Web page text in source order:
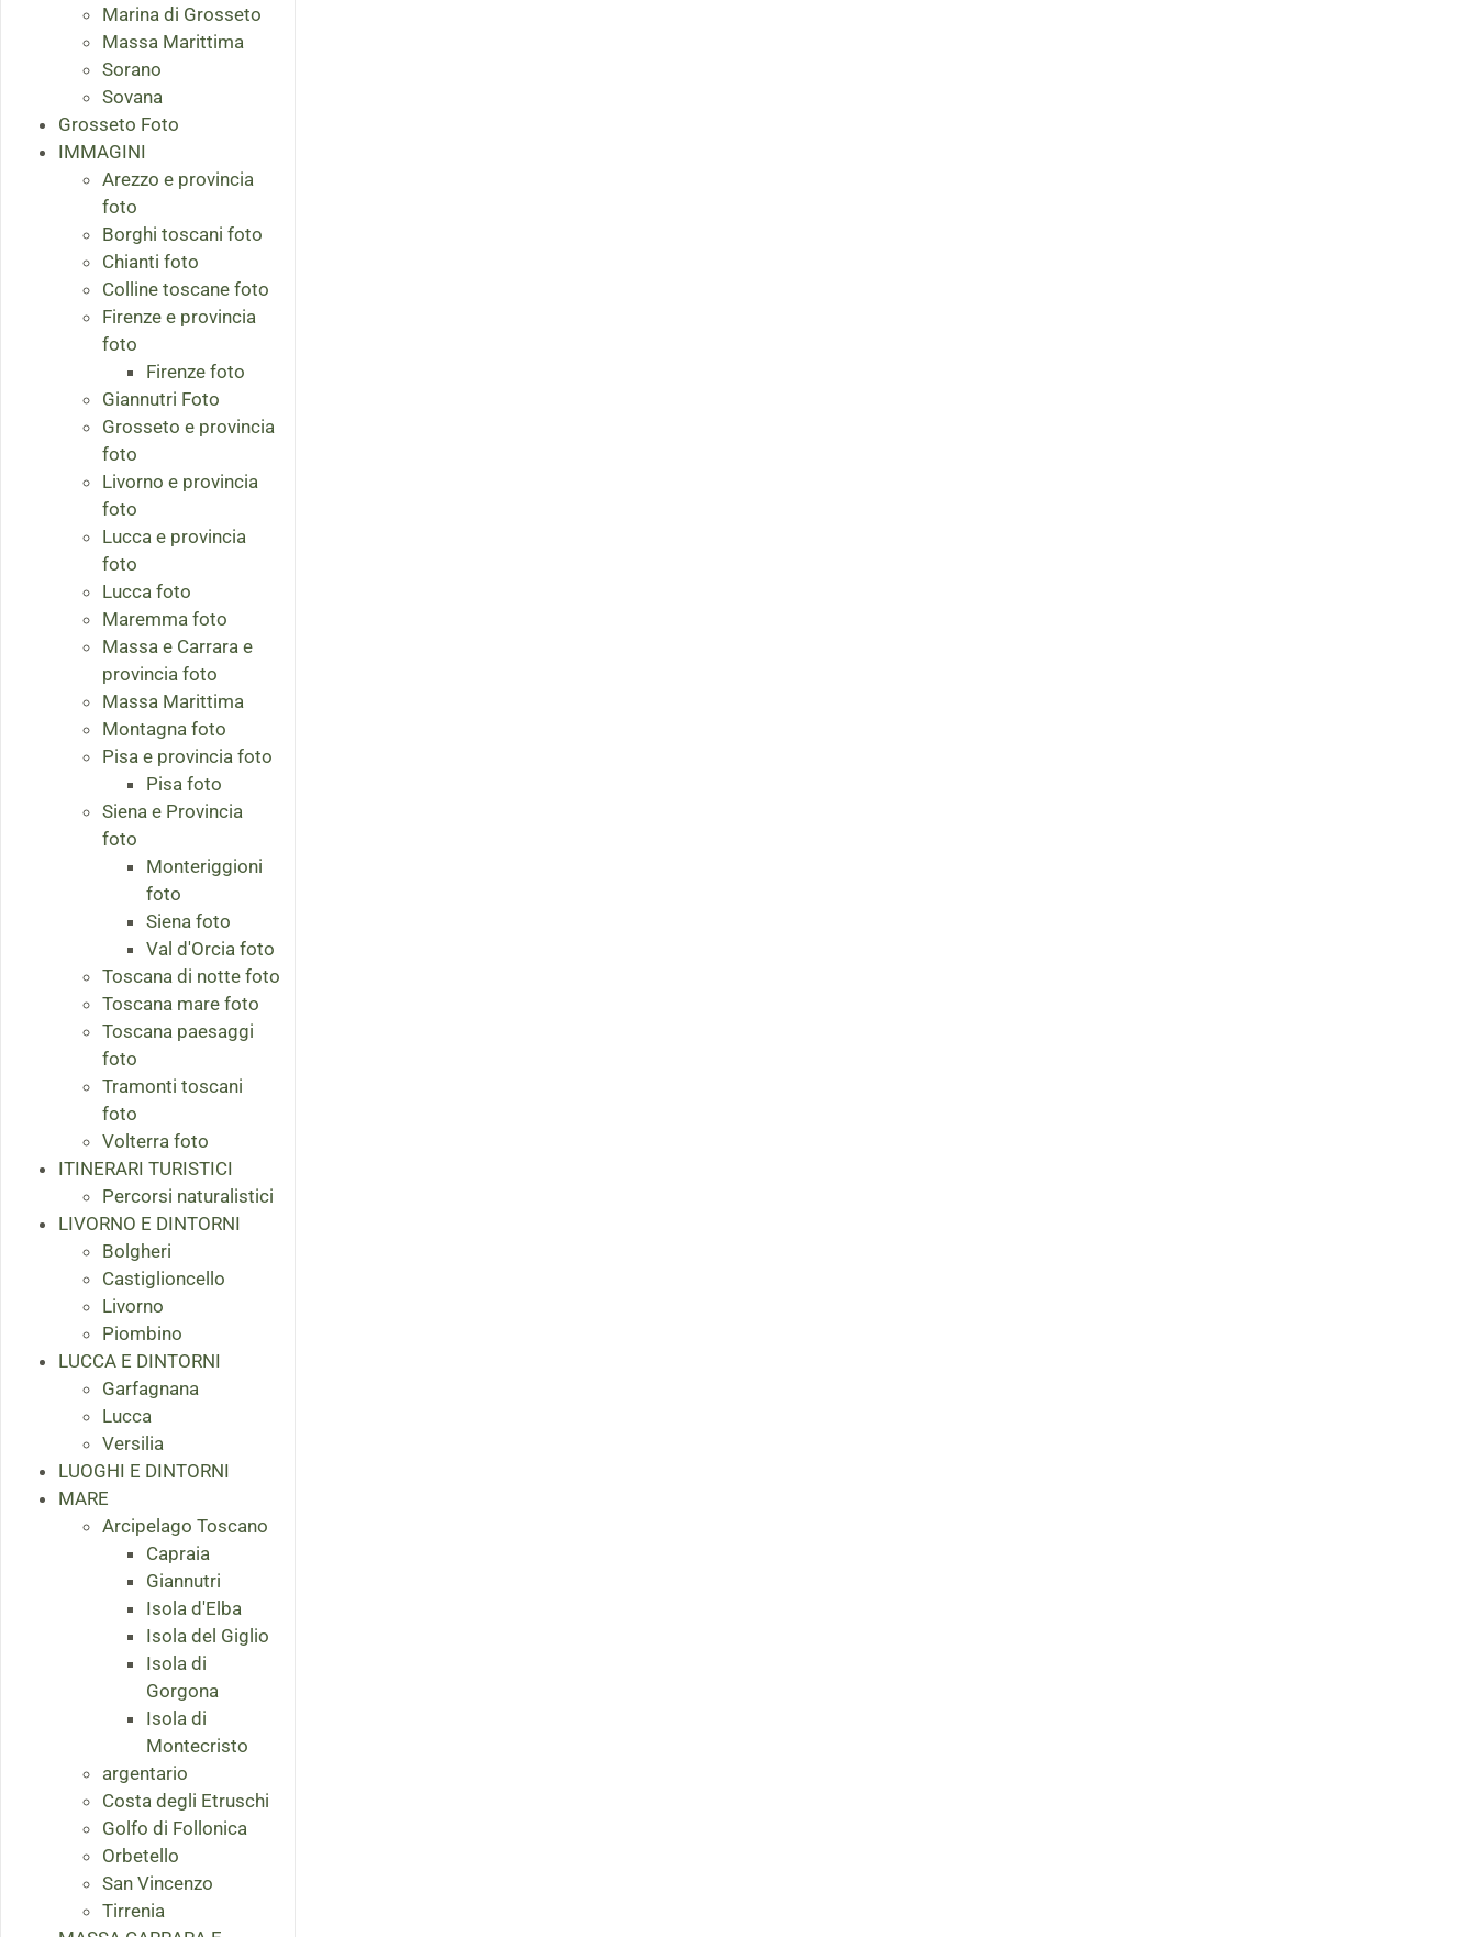
Marina di Grosseto
Massa Marittima
Sorano
Sovana
Grosseto Foto
IMMAGINI
Arezzo e provincia
foto
Borghi toscani foto
Chianti foto
Colline toscane foto
Firenze e provincia
foto
Firenze foto
Giannutri Foto
Grosseto e provincia
foto
Livorno e provincia
foto
Lucca e provincia
foto
Lucca foto
Maremma foto
Massa e Carrara e
provincia foto
Massa Marittima
Montagna foto
Pisa e provincia foto
Pisa foto
Siena e Provincia
foto
Monteriggioni
foto
Siena foto
Val d'Orcia foto
Toscana di notte foto
Toscana mare foto
Toscana paesaggi
foto
Tramonti toscani
foto
Volterra foto
ITINERARI TURISTICI
Percorsi naturalistici
LIVORNO E DINTORNI
Bolgheri
Castiglioncello
Livorno
Piombino
LUCCA E DINTORNI
Garfagnana
Lucca
Versilia
LUOGHI E DINTORNI
MARE
Arcipelago Toscano
Capraia
Giannutri
Isola d'Elba
Isola del Giglio
Isola di
Gorgona
Isola di
Montecristo
argentario
Costa degli Etruschi
Golfo di Follonica
Orbetello
San Vincenzo
Tirrenia